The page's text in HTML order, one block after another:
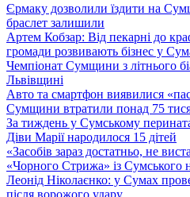
Єрмаку дозволили їздити на
браслет залишили
Артем Кобзар: Від пекарні до
громади розвивають бізнес у
Чемпіонат Сумщини з літнього
Львівщині
Авто та смартфон виявилися
Сумщини втратили понад 75
За тиждень у Сумському
Діви Марії народилося 15 дітей
«Засобів зараз достатньо, не
«Чорного Стрижа» із Сумського
Леонід Ніколаєнко: у Сумах
після ворожого удару